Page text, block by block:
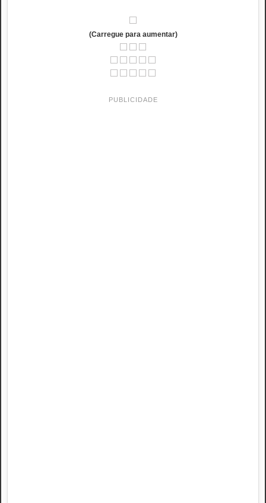
(Carregue para aumentar)
PUBLICIDADE